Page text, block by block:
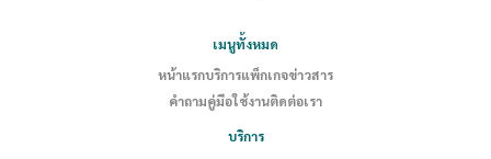
เมนูทั้งหมด
หน้าแรกบริการแพ็กเกจข่าวสาร
คำถามคู่มือใช้งานติดต่อเรา
บริการ